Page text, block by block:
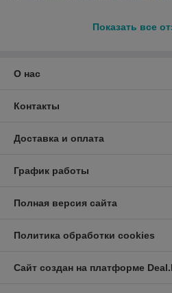
Показать все
О нас
Контакты
Доставка и оплата
График работы
Полная версия сайта
Политика обработки cookies
Сайт создан на платформе